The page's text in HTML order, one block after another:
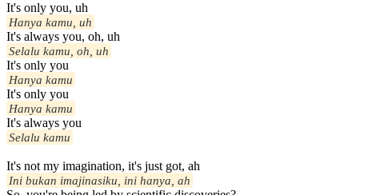
It's only you, uh
Hanya kamu, uh
It's always you, oh, uh
Selalu kamu, oh, uh
It's only you
Hanya kamu
It's only you
Hanya kamu
It's always you
Selalu kamu
It's not my imagination, it's just got, ah
Ini bukan imajinasiku, ini hanya, ah